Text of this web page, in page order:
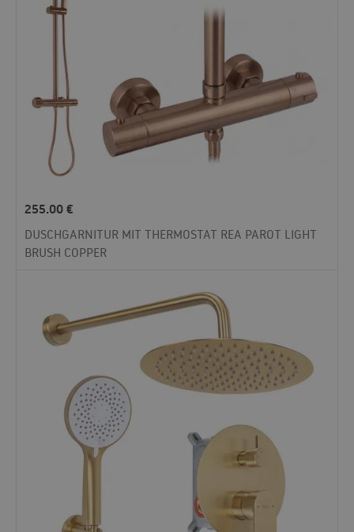
255.00€
DUSCHGARNITUR MIT THERMOSTAT REA PAROT LIGHT
BRUSH COPPER